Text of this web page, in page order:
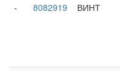
-
8082919 ВИНТ